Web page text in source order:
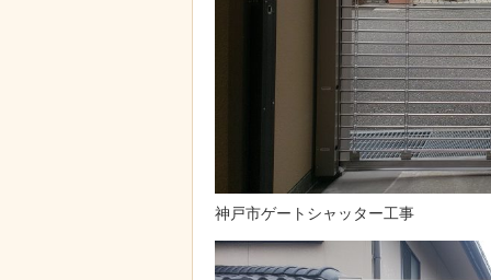
神戸市ゲートシャッター工事